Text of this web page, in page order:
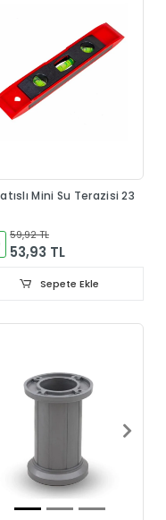
Mini Su Terazisi 23
59,92 TL
53,93 TL
Sepete Ekle